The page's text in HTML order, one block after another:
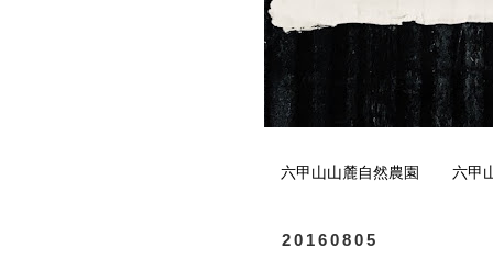
六甲山山麓自然農園 六甲
20160805